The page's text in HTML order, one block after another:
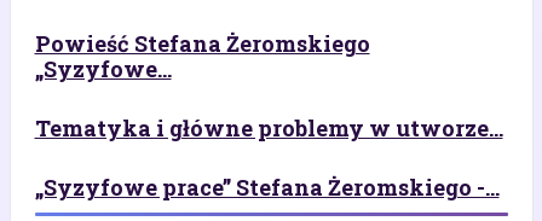
Powieść Stefana Żeromskiego
„Syzyfowe...
Tematyka i główne problemy w utworze...
„Syzyfowe prace” Stefana Żeromskiego -...